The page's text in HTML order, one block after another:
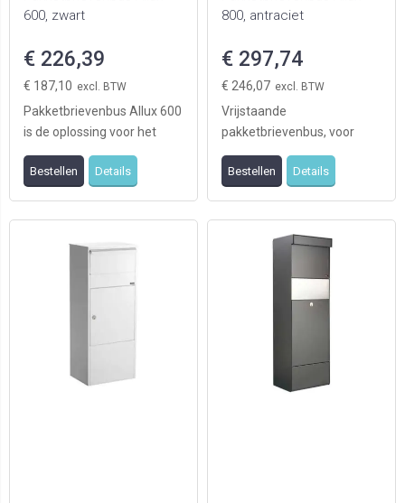
600, zwart
€ 226,39
€ 187,10
Pakketbrievenbus Allux 600
is de oplossing voor het
ontvangen van grote
hoeveelheden post ...
Bestellen Details
800, antraciet
€ 297,74
€ 246,07
Vrijstaande
pakketbrievenbus, voor
veilige ontvangst van grote
hoeveelheden post en
Bestellen Details